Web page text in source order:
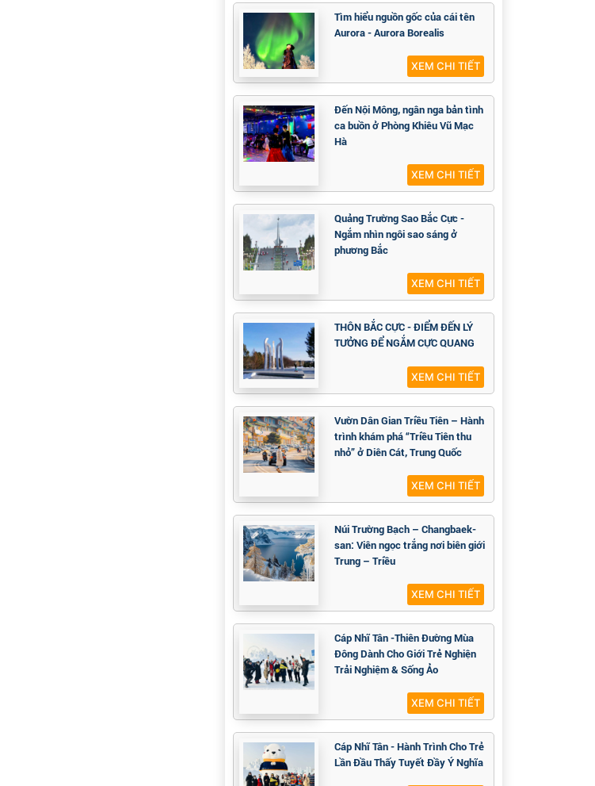
Tìm hiểu nguồn gốc của cái tên
Aurora - Aurora Borealis
XEM CHI TIẾT
Đến Nội Mông, ngân nga bản tình
ca buồn ở Phòng Khiêu Vũ Mạc
Hà
XEM CHI TIẾT
Quảng Trường Sao Bắc Cực -
Ngắm nhìn ngôi sao sáng ở
phương Bắc
XEM CHI TIẾT
THÔN BẮC CỰC - ĐIỂM ĐẾN LÝ
TƯỞNG ĐỂ NGẮM CỰC QUANG
XEM CHI TIẾT
Vườn Dân Gian Triều Tiên – Hành
trình khám phá “Triều Tiên thu
nhỏ” ở Diên Cát, Trung Quốc
XEM CHI TIẾT
Núi Trường Bạch – Changbaek-
san: Viên ngọc trắng nơi biên giới
Trung – Triều
XEM CHI TIẾT
Cáp Nhĩ Tân -Thiên Đường Mùa
Đông Dành Cho Giới Trẻ Nghiện
Trải Nghiệm & Sống Ảo
XEM CHI TIẾT
Cáp Nhĩ Tân - Hành Trình Cho Trẻ
Lần Đầu Thấy Tuyết Đầy Ý Nghĩa